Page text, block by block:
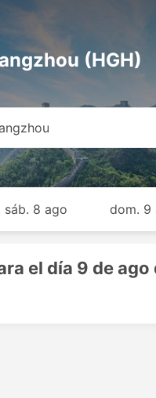
(HGH)
sáb. 8 ago dom. 9
el día 9 de ago